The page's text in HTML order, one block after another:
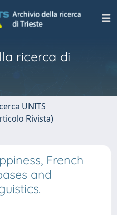
ricerca di
UNITS
Rivista)
French
and